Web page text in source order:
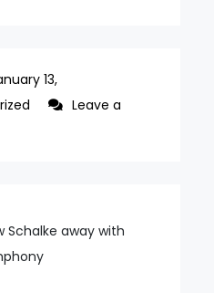
13,
Leave a
Schalke away with